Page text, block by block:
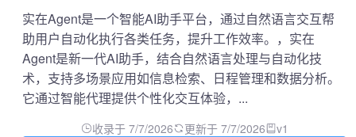
实在Agent是一个智能AI助手平台，通过自然语言交互帮
助用户自动化执行各类任务，提升工作效率。，实在
Agent是新一代AI助手，结合自然语言处理与自动化技
术，支持多场景应用如信息检索、日程管理和数据分析。
它通过智能代理提供个性化交互体验，...
收录于 7/7/2026 更新于 7/7/2026 v1